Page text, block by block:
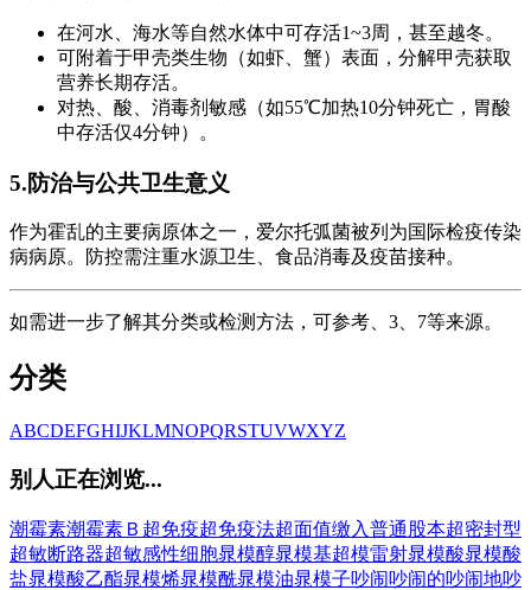
在河水、海水等自然水体中可存活1~3周，甚至越冬。
可附着于甲壳类生物（如虾、蟹）表面，分解甲壳获取
营养长期存活。
对热、酸、消毒剂敏感（如55℃加热10分钟死亡，胃酸
中存活仅4分钟）。
5.防治与公共卫生意义
作为霍乱的主要病原体之一，爱尔托弧菌被列为国际检疫传染
病病原。防控需注重水源卫生、食品消毒及疫苗接种。
如需进一步了解其分类或检测方法，可参考、3、7等来源。
分类
ABCDEFGHIJKLMNOPQRSTUVWXYZ
别人正在浏览...
潮霉素潮霉素Ｂ 超免疫超免疫法超面值缴入普通股本超密封型
超敏断路器超敏感性细胞晁模醇晁模基超模雷射晁模酸晁模酸
盐晁模酸乙酯晁模烯晁模酰晁模油晁模子吵闹吵闹的吵闹地吵